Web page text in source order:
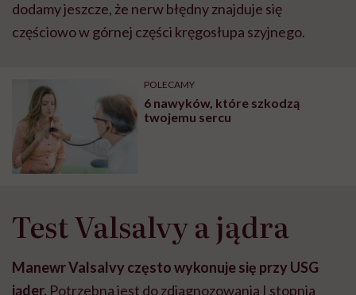
dodamy jeszcze, że nerw błędny znajduje się
częściowo w górnej części kręgosłupa szyjnego.
POLECAMY
6 nawyków, które szkodzą
twojemu sercu
Test Valsalvy a jądra
Manewr Valsalvy często wykonuje się przy USG
jąder. Potrzebna jest do zdiagnozowania I stopnia